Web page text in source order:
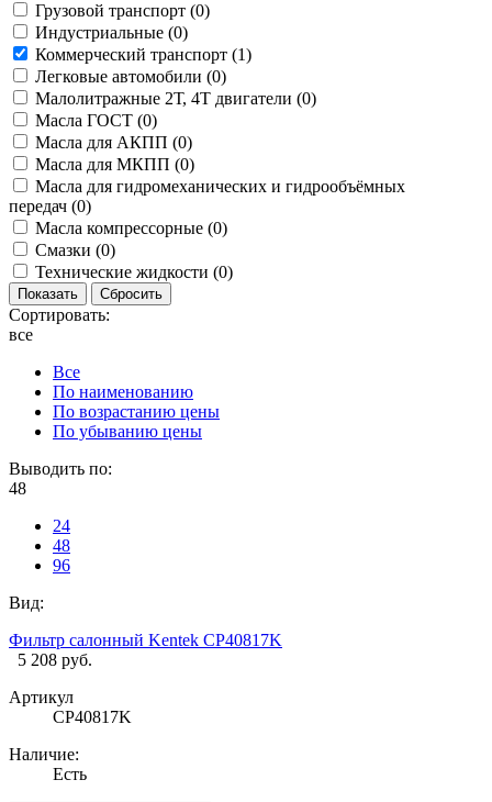
Грузовой транспорт (0)
Индустриальные (0)
Коммерческий транспорт (1)
Легковые автомобили (0)
Малолитражные 2Т, 4Т двигатели (0)
Масла ГОСТ (0)
Масла для АКПП (0)
Масла для МКПП (0)
Масла для гидромеханических и гидрообъёмных
передач (0)
Масла компрессорные (0)
Смазки (0)
Технические жидкости (0)
Сортировать:
все
Все
По наименованию
По возрастанию цены
По убыванию цены
Выводить по:
48
24
48
96
Вид:
Фильтр салонный Kentek CP40817K
5 208 руб.
Артикул
CP40817K
Наличие:
Есть